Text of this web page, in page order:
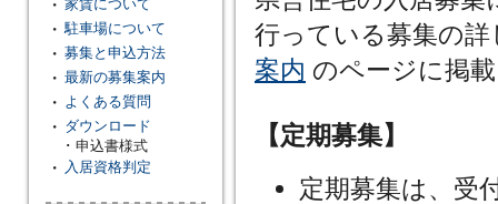
・ 家賃について
・ 駐車場について
・ 募集と申込方法
・ 最新の募集案内
・ よくある質問
・ ダウンロード
･ 申込書様式
・ 入居資格判定
行っている募集の
案内 のページに掲
【定期募集】
定期募集は、受